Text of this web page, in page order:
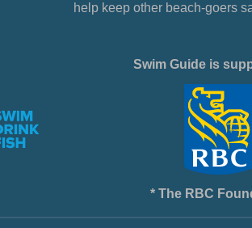
help keep other beach-goers
Swim Guide is
* The RBC